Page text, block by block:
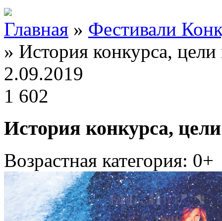
Главная » Фестивали
» История конкурса, цели
2.09.2019
1 602
История конкурса,
Возрастная категория: 0+